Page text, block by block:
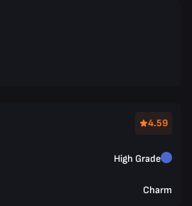
4.59
High Grade
Charm